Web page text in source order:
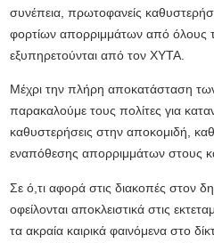
συνέπεια, πρωτοφανείς
φορτίων απορριμμάτων από όλους
εξυπηρετούνται από τον ΧΥΤΑ.
Μέχρι την πλήρη αποκατάσταση
παρακαλούμε τους πολίτες για
καθυστερήσεις στην αποκομιδή,
εναπόθεσης απορριμμάτων στους
Σε ό,τι αφορά στις διακοπές στον
οφείλονται αποκλειστικά στις
τα ακραία καιρικά φαινόμενα στο